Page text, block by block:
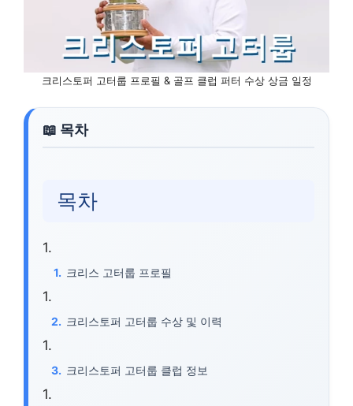
크리스토퍼 고터룹 프로필 & 골프 클럽 퍼터 수상 상금 일정
목차
크리스 고터룹 프로필
크리스토퍼 고터룹 수상 및 이력
크리스토퍼 고터룹 클럽 정보